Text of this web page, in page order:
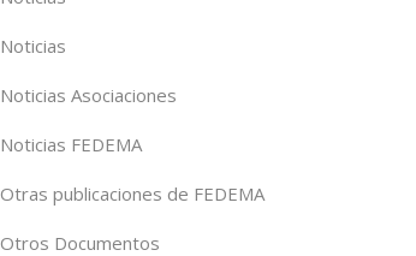
Noticias
Noticias Asociaciones
Noticias FEDEMA
Otras publicaciones de FEDEMA
Otros Documentos